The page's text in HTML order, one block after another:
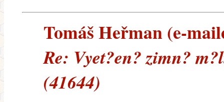
Tomáš Heřman (e-
Re: Vyet?en? zimn?
(41644)